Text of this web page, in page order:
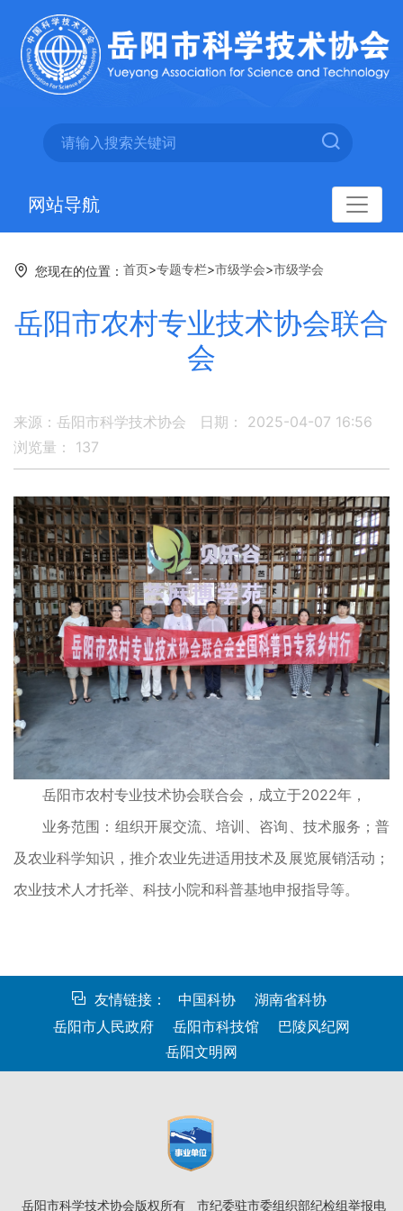
网站导航
您现在的位置： 首页>专题专栏>市级学会>市级学会
岳阳市农村专业技术协会联合
会
来源：岳阳市科学技术协会
日期： 2025-04-07 16:56
浏览量： 137
岳阳市农村专业技术协会联合会，成立于2022年，
业务范围：组织开展交流、培训、咨询、技术服务；普
及农业科学知识，推介农业先进适用技术及展览展销活动；
农业技术人才托举、科技小院和科普基地申报指导等。
友情链接： 中国科协
湖南省科协
岳阳市人民政府
岳阳市科技馆
巴陵风纪网
岳阳文明网
岳阳市科学技术协会版权所有 市纪委驻市委组织部纪检组举报电